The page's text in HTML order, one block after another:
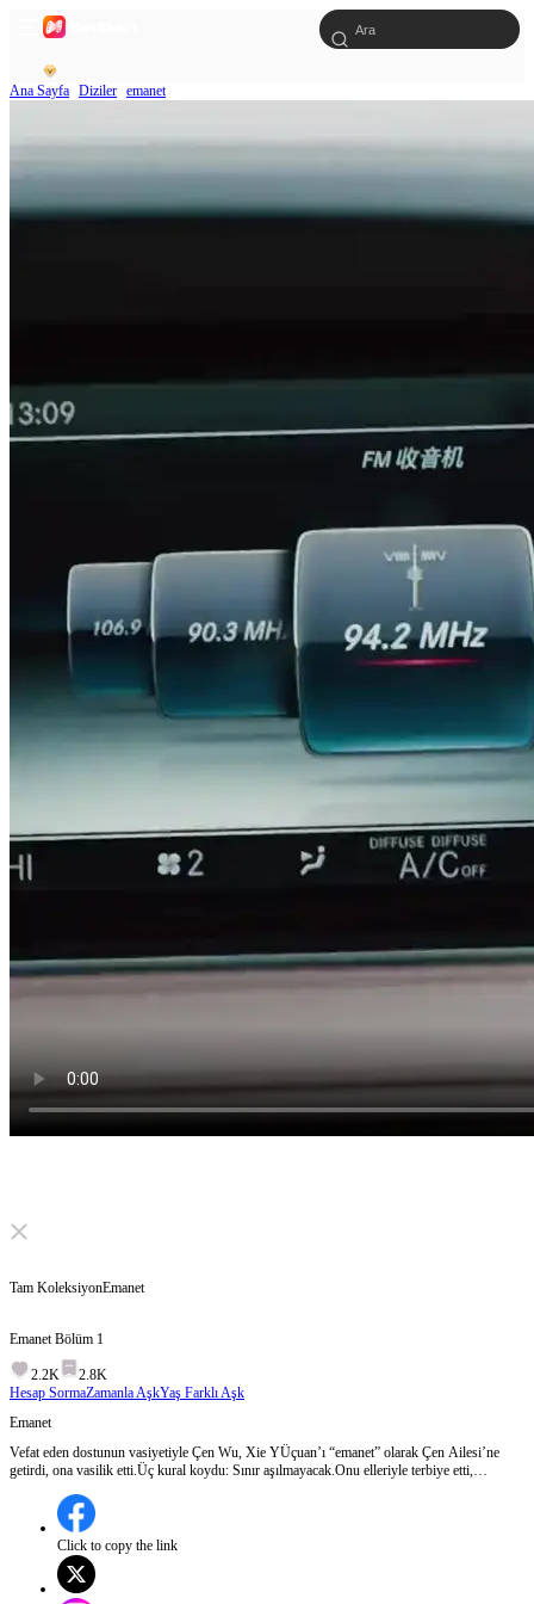
Ana Sayfa Diziler emanet
Click to unmute
Tam KoleksiyonEmanet
Emanet Bölüm 1
2.2K
2.8K
Hesap SormaZamanla AşkYaş Farklı Aşk
Emanet
Vefat eden dostunun vasiyetiyle Çen Wu, Xie YÜçuan’ı “emanet” olarak Çen Ailesi’ne
getirdi, ona vasilik etti.Üç kural koydu: Sınır aşılmayacak.Onu elleriyle terbiye etti,
içinde bir şeyler filizlendi. Nişanlısı olduğunu bile bile, adım adım yaklaştı — ve onu baştan
çıkardı.
Click to copy the link